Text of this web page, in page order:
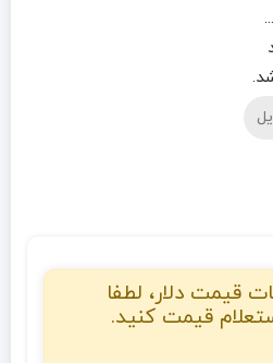
قیمت دلار، لطفا
قیمت کنید.